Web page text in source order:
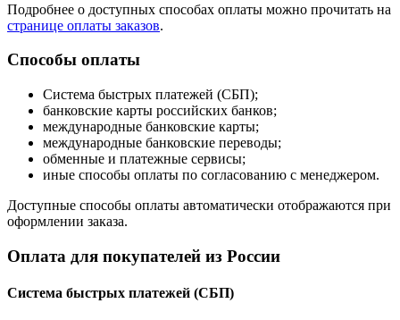
Подробнее о доступных способах оплаты можно прочитать на
странице оплаты заказов.
Способы оплаты
Система быстрых платежей (СБП);
банковские карты российских банков;
международные банковские карты;
международные банковские переводы;
обменные и платежные сервисы;
иные способы оплаты по согласованию с менеджером.
Доступные способы оплаты автоматически отображаются при
оформлении заказа.
Оплата для покупателей из России
Система быстрых платежей (СБП)